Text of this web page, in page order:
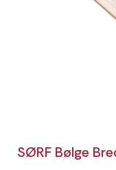
SØRF Bølge